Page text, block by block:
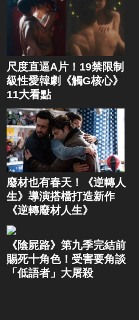
尺度直逼A片！19禁限制
級性愛韓劇《觸G核心》
11大看點
廢材也有春天！《逆轉人
生》導演搭檔打造新作
《逆轉廢材人生》
《陰屍路》第九季完結前
賜死十角色！受害要角談
「低語者」大屠殺